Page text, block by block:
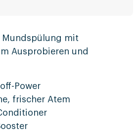
Mundspülung mit
Ausprobieren und
Power
frischer Atem